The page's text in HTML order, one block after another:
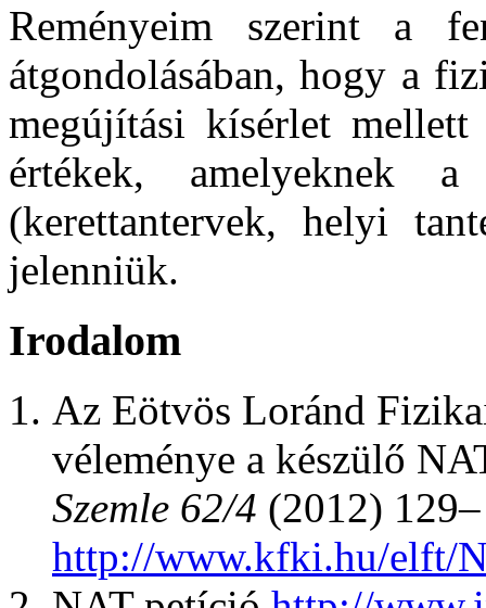
Reményeim szerint a
átgondolásában, hogy a
megújítási kísérlet
értékek, amelyeknek a
(kerettantervek, helyi
jelenniük.
Irodalom
Az Eötvös Loránd
véleménye a készülő
Szemle 62/4 (2012)
http://www.kfki.hu/elft/